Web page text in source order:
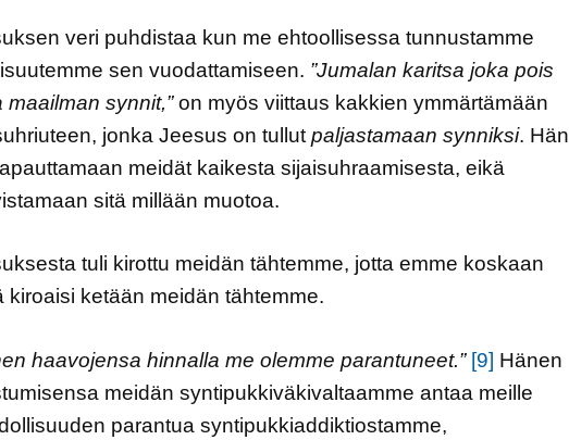
veri puhdistaa kun me ehtoollisessa tunnustamme
sen vuodattamiseen. ”Jumalan karitsa joka pois
maailman synnit,”on myös viittaus kakkien ymmärtämään
jonka Jeesus on tullut paljastamaan synniksi. Hän
meidät kaikesta sijaisuhraamisesta, eikä
sitä millään muotoa.
tuli kirottu meidän tähtemme, jotta emme koskaan
kiroaisi ketään meidän tähtemme.
haavojensa hinnalla me olemme parantuneet.” [9] Hänen
meidän syntipukkiväkivaltaamme antaa meille
parantua syntipukkiaddiktiostamme,